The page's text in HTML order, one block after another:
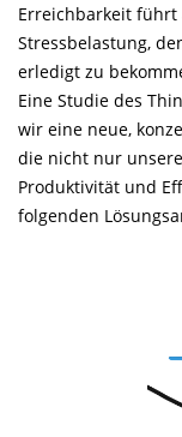
Erreichbarkeit
Stressbelastung,
erledigt zu
Eine Studie des
wir eine neue,
die nicht nur
Produktivität und
folgenden